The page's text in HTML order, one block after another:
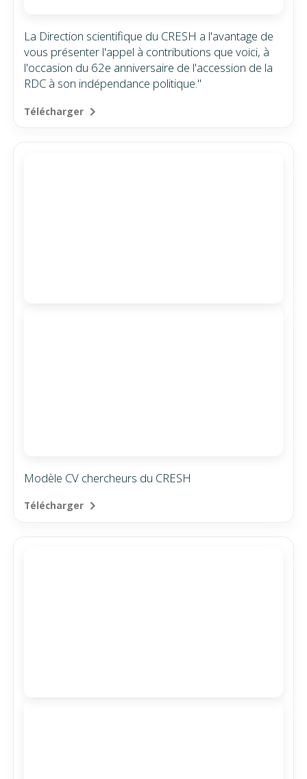
La Direction scientifique du CRESH a l'avantage de
vous présenter l'appel à contributions que voici, à
l'occasion du 62e anniversaire de l'accession de la
RDC à son indépendance politique."
Télécharger
Modèle CV chercheurs du CRESH
Télécharger